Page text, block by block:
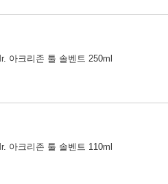
아크리존 툴 솔벤트 250ml
아크리존 툴 솔벤트 110ml